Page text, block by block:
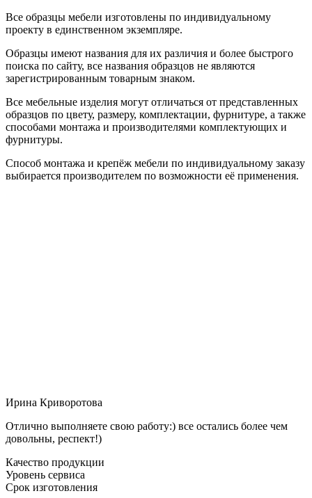
Все образцы мебели изготовлены по индивидуальному
проекту в единственном экземпляре.
Образцы имеют названия для их различия и более быстрого
поиска по сайту, все названия образцов не являются
зарегистрированным товарным знаком.
Все мебельные изделия могут отличаться от представленных
образцов по цвету, размеру, комплектации, фурнитуре, а также
способами монтажа и производителями комплектующих и
фурнитуры.
Способ монтажа и крепёж мебели по индивидуальному заказу
выбирается производителем по возможности её применения.
Ирина Криворотова
Отлично выполняете свою работу:) все остались более чем
довольны, респект!)
Качество продукции
Уровень сервиса
Срок изготовления